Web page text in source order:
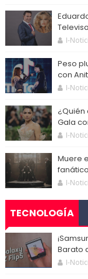
Televisa
I-
Peso
con
I-
¿Quién
Gala
I-
Muere
I-
TECNOLOGÍA
Barato
I-